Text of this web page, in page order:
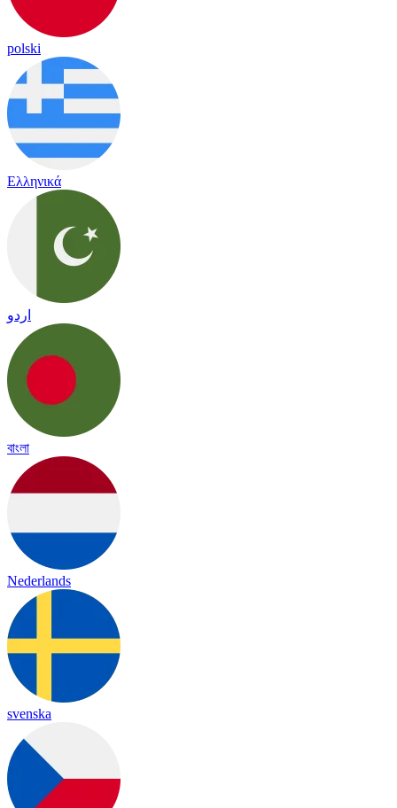
polski
Ελληνικά
اردو
বাংলা
Nederlands
svenska